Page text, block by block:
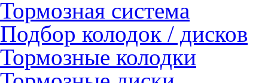
Тормозная система
Подбор колодок / дисков
Тормозные колодки